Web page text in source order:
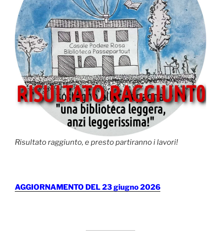
Risultato raggiunto, e presto partiranno i lavori!
AGGIORNAMENTO DEL 23 giugno 2026